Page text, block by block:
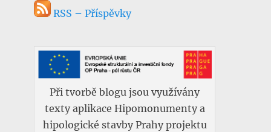
RSS – Příspěvky
Při tvorbě blogu jsou využívány
texty aplikace Hipomonumenty a
hipologické stavby Prahy projektu